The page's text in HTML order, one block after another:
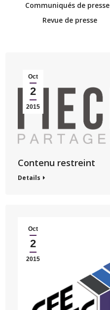
Communiqués de presse
Revue de presse
Oct
2
2015
Contenu restreint
Details
Oct
2
2015